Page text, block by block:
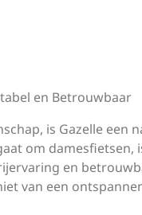
en Betrouwbaar
is Gazelle een
om damesfietsen,
en
van een